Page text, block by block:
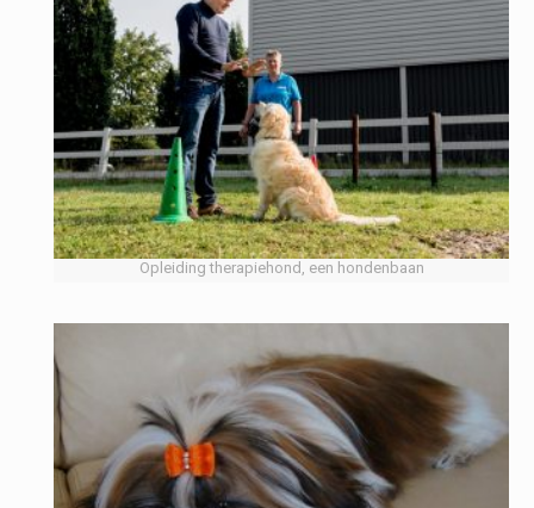
Opleiding therapiehond, een hondenbaan